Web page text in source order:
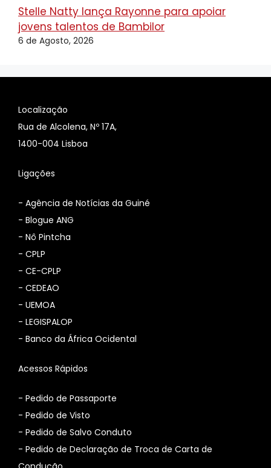
Stelle Natty lança Rayonne para apoiar
jovens talentos de Bambilor
6 de Agosto, 2026
Localização
Rua de Alcolena, Nº 17A,
1400-004 Lisboa
Ligações
- Agência de Notícias da Guiné
- Blogue ANG
- Nô Pintcha
- CPLP
- CE-CPLP
- CEDEAO
- UEMOA
- LEGISPALOP
- Banco da África Ocidental
Acessos Rápidos
- Pedido de Passaporte
- Pedido de Visto
- Pedido de Salvo Conduto
- Pedido de Declaração de Troca de Carta de